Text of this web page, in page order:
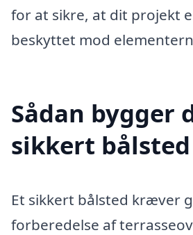
for at sikre, at dit projekt
beskyttet mod
Sådan bygger
sikkert bålsted
Et sikkert bålsted kræver
forberedelse af